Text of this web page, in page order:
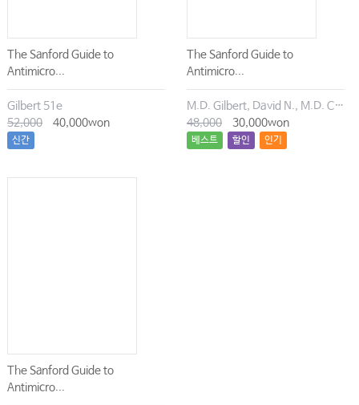
The Sanford Guide to
Antimicro...
Gilbert 51e
52,000
40,000won
신간
The Sanford Guide to
Antimicro...
M.D. Gilbert, David N., M.D. Chambers, Henry F., M.D. Eliopoulos, George M., M.D. Saag, Michael S., M.D. Pavia, Andrew T.
48,000
30,000won
베스트 할인 인기
The Sanford Guide to
Antimicro...